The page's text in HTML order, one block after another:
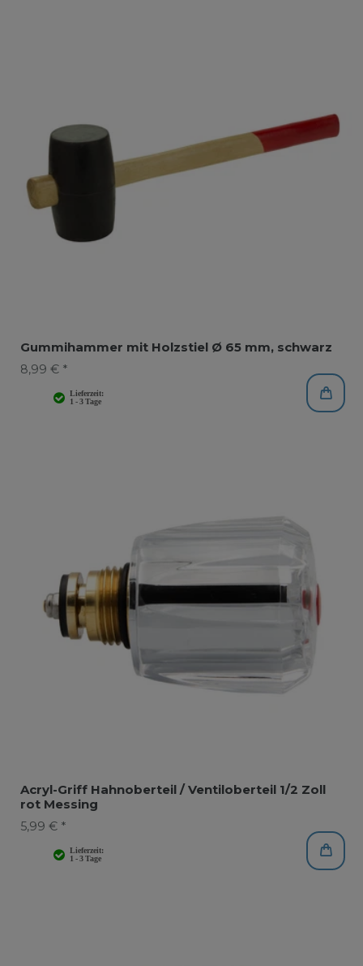
Gummihammer mit Holzstiel Ø 65 mm, schwarz
8,99 € *
Acryl-Griff Hahnoberteil / Ventiloberteil 1/2 Zoll
rot Messing
5,99 € *